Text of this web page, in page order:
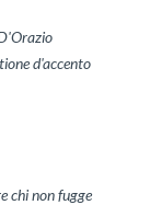
d'accento
chi non fugge